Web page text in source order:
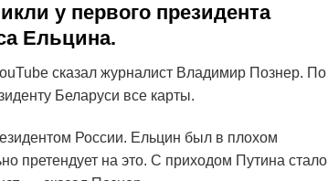
у первого президента
Ельцина.
сказал журналист Владимир Познер. По
Беларуси все карты.
России. Ельцин был в плохом
претендует на это. С приходом Путина стало